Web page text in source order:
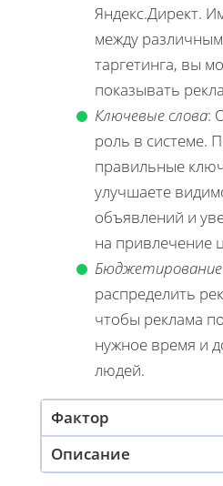
Яндекс.Директ.
между
таргетинга, вы
показывать
Ключевые слова:
роль в системе.
правильные
улучшаете
объявлений и
на привлечение
Бюджетирование
распределить
чтобы реклама
нужное время и
людей.
Фактор
Описание